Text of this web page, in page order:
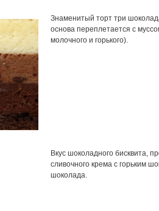
Знаменитый торт три
основа переплетается с
молочного и горького).
Вкус шоколадного бисквита,
сливочного крема с горьким
шоколада.